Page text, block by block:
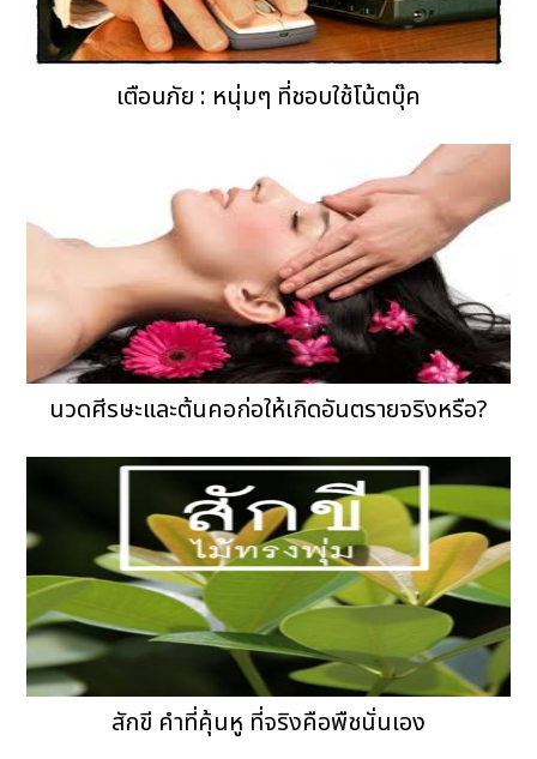
เตือนภัย : หนุ่มๆ ที่ชอบใช้โน้ตบุ๊ค
นวดศีรษะและต้นคอก่อให้เกิดอันตรายจริงหรือ?
สักขี คำที่คุ้นหู ที่จริงคือพืชนั่นเอง